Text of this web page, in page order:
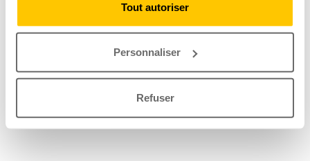
Tout autoriser
Personnaliser
Refuser